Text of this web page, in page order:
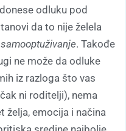
odluku pod
da to nije želela
. Takođe
ne može da odluke
iz razloga što vas
ni roditelji), nema
želja, emocija i načina